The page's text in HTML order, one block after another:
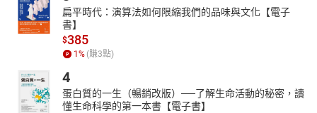
扁平時代：演算法如何限縮我們的品味與文化【電子
書】
$385
1 % (賺3點)
4
蛋白質的一生（暢銷改版）──了解生命活動的秘密，讀
懂生命科學的第一本書【電子書】